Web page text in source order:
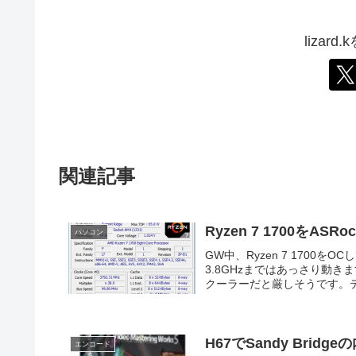
lizard.k
関連記事
パソコン Ryzen 7 1700を
GW中、Ryzen 7 1700をOC
3.8GHzまではあっさり動き
クーラーだと厳しそうです。
エンコード H67でSandy Bridgeの